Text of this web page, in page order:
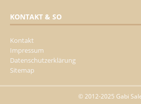
KONTAKT & SO
Kontakt
Impressum
Datenschutzerklärung
Sitemap
© 2012-2025 Gabi